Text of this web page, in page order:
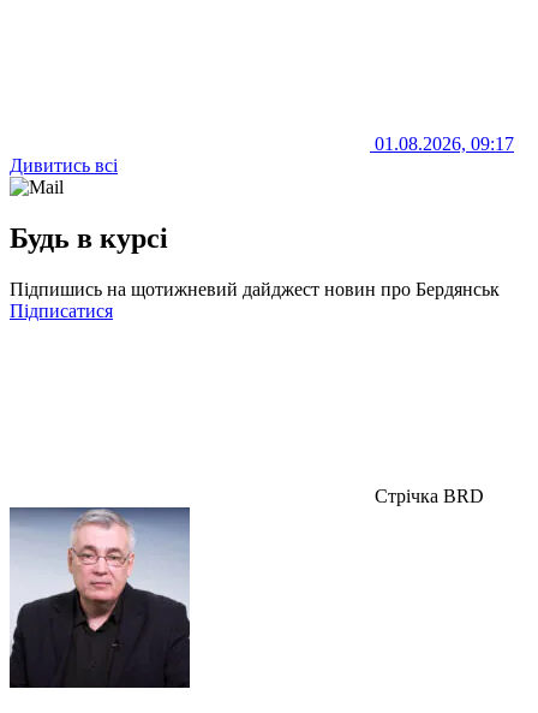
01.08.2026, 09:17
Дивитись всі
Будь в курсі
Підпишись на щотижневий дайджест новин про Бердянськ
Підписатися
Стрічка BRD